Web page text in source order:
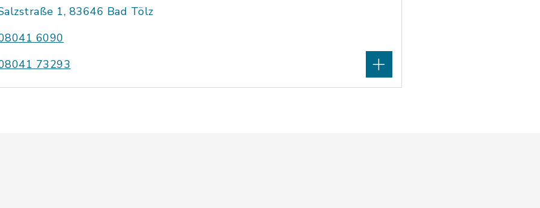
1, 83646 Bad Tölz
6090
73293